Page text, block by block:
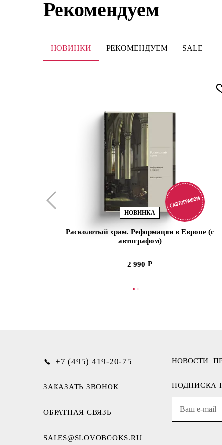
Рекомендуем
НОВИНКИ РЕКОМЕНДУЕМ SALE
НОВИНКА
Расколотый храм. Реформация в Европе (с
автографом)
2 990
В КОРЗИНУ
НОВОСТИ
ПОДПИСКА
+7 (495) 419-20-75
ЗАКАЗАТЬ ЗВОНОК
ОБРАТНАЯ СВЯЗЬ
SALES@SLOVOBOOKS.RU